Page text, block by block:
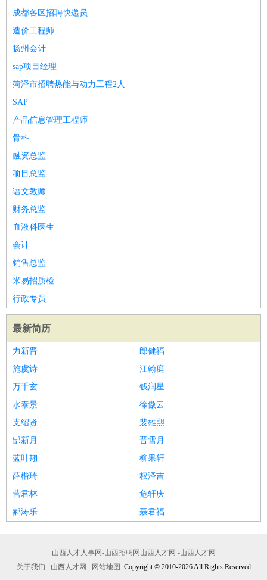
成都各区招聘快递员
造价工程师
扬州会计
sap项目经理
菏泽市招聘热能与动力工程2人
SAP
产品信息管理工程师
骨科
融资总监
项目总监
语文教师
财务总监
血液科医生
会计
销售总监
米易招质检
行政专员
最新简历
力新晋
郎健福
施虞诗
江翰庭
万千玄
钱润星
水泰景
徐傲云
支绍贤
裴雄熙
郜新月
晋雪月
蓝叶翔
柳果轩
薛楷琦
权泽吉
营君林
危轩庆
郝涛乐
聂君福
山西人才人事网-山西招聘网山西人才网 -山西人才网
关于我们
山西人才网 网站地图 Copyright © 2010-2026 All Rights Reserved.